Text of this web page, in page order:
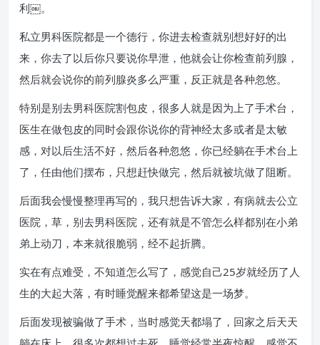
利￼。
私立男科医院都是一个德行，你进去检查就别想好好的出
来，你去了以后你只要说你早泄，他就会让你检查前列腺，
然后就会说你的前列腺炎多么严重，反正就是各种忽悠。
特别是别去男科医院割包皮，很多人就是因为上了手术台，
医生在做包皮的同时会跟你说你的背神经太多或者是太敏
感，对以后生活不好，然后各种忽悠，你已经躺在手术台上
了，任由他们摆布，只想赶快做完，然后就被坑做了阻断。
后面我会慢慢整理再写的，我只想告诉大家，有病就去公立
医院，草，别去男科医院，还有就是不管怎么样都别在小弟
弟上动刀，本来就很脆弱，经不起折腾。
实在有点难受，不知道怎么写了，感觉自己25岁就经历了人
生的大起大落，有时睡觉醒来都希望这是一场梦。
后面发现被骗做了手术，当时感觉天都塌了，回家之后天天